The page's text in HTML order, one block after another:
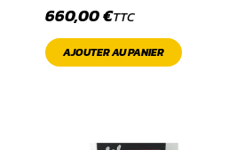
660,00€TTC
AJOUTER AU PANIER